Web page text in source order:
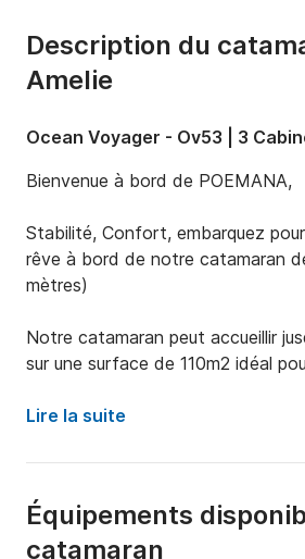
Description du
Amelie
Ocean Voyager - Ov53 | 3
Bienvenue à bord de POEMANA,
Stabilité, Confort, embarquez
rêve à bord de notre catamaran
mètres)
Notre catamaran peut accueillir
sur une surface de 110m2 idéal
voisines. Laissez-vous bercer par
alizés, plongez dans une bulle de
mer avant d’apercevoir au loin se
paradis de sable fin.
Lire la suite
Équipements
catamaran